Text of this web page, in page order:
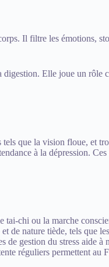
Il filtre les émotions,
Elle joue un
que la vision floue, et
à la dépression.
tai-chi ou la marche
de nature tiède, tels que
de gestion du stress aide
réguliers permettent au